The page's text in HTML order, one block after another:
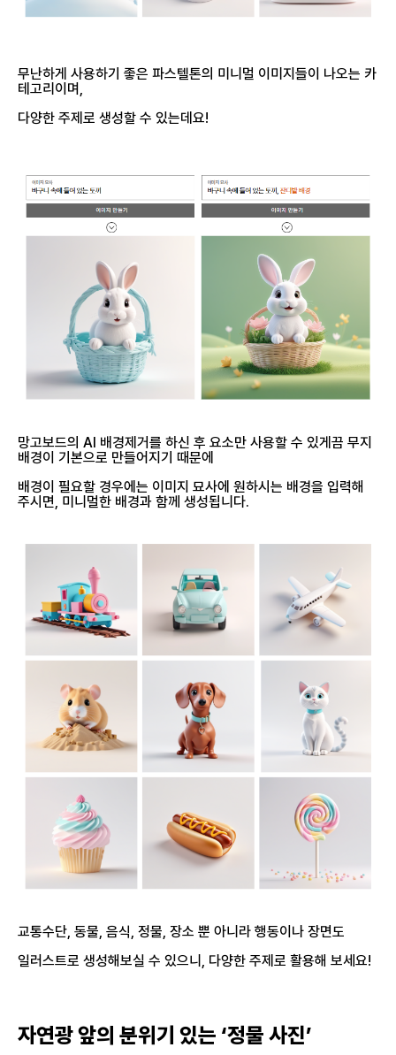
무난하게 사용하기 좋은 파스텔톤의 미니멀 이미지들이 나오는 카
테고리이며,
다양한 주제로 생성할 수 있는데요!
망고보드의 AI 배경제거를 하신 후 요소만 사용할 수 있게끔 무지
배경이 기본으로 만들어지기 때문에
배경이 필요할 경우에는 이미지 묘사에 원하시는 배경을 입력해
주시면, 미니멀한 배경과 함께 생성됩니다.
교통수단, 동물, 음식, 정물, 장소 뿐 아니라 행동이나 장면도
일러스트로 생성해보실 수 있으니, 다양한 주제로 활용해 보세요!
자연광 앞의 분위기 있는 ‘정물 사진’